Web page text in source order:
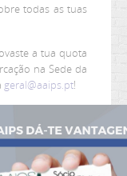
todas as tuas
a tua quota
na Sede da
geral@aaips.pt!